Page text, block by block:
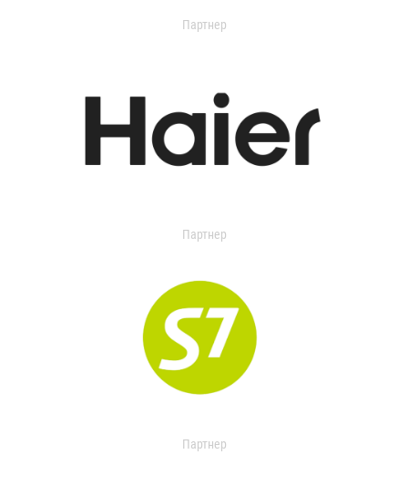
Партнер
Партнер
Партнер